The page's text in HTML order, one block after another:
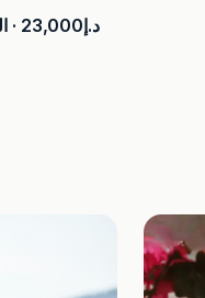
د.إ23,000 ·